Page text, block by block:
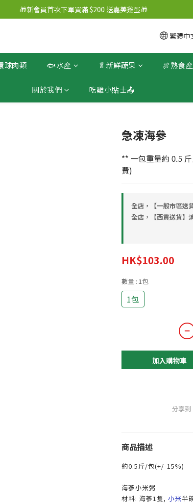
🎁新會員首次下單買滿 $200 送嘉美雞蛋🎁
繁體中
球肉類 🐟水產 🥬新鮮蔬果 🍖熟食
關於我們 吃雞小貼士📤
急凍海參
** 一包重量約 0.5
費)
全店，【一般市區送
全店，【西貢送貨】
HK$103.00
數量 : 1包
1包
加入購物車
分享到
商品描述
約0.5斤/包(+/-15%)
海蔘小米粥
材料: 海蔘1隻, 小米半